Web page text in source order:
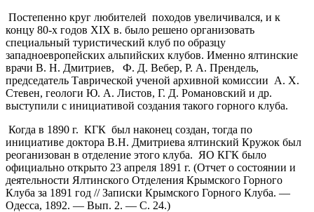
Постепенно круг любителей походов увеличивался, и к
концу 80-х годов ХIХ в. было решено организовать
специальный туристический клуб по образцу
западноевропейских альпийских клубов. Именно ялтинские
врачи В. Н. Дмитриев, Ф. Д. Вебер, Р. А. Прендель,
председатель Таврической ученой архивной комиссии А. Х.
Стевен, геологи Ю. А. Листов, Г. Д. Романовский и др.
выступили с инициативой создания такого горного клуба.
Когда в 1890 г. КГК был наконец создан, тогда по
инициативе доктора В.Н. Дмитриева ялтинский Кружок был
реоганизован в отделение этого клуба. ЯО КГК было
официально открыто 23 апреля 1891 г. (Отчет о состоянии и
деятельности Ялтинского Отделения Крымского Горного
Клуба за 1891 год // Записки Крымского Горного Клуба. —
Одесса, 1892. — Вып. 2. — С. 24.)